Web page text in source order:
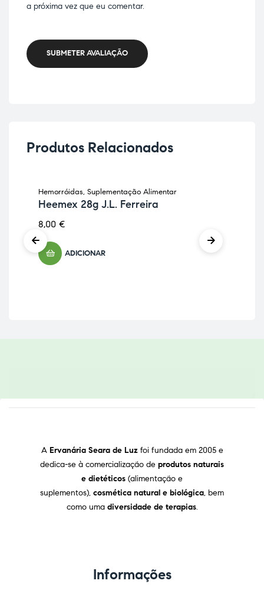
a próxima vez que eu comentar.
SUBMETER AVALIAÇÃO
Produtos Relacionados
Hemorróidas, Suplementação Alimentar
Heemex 28g J.L. Ferreira
8,00 €
ADICIONAR
A Ervanária Seara de Luz foi fundada em 2005 e
dedica-se à comercialização de produtos naturais
e dietéticos (alimentação e
suplementos), cosmética natural e biológica, bem
como uma diversidade de terapias.
Informações